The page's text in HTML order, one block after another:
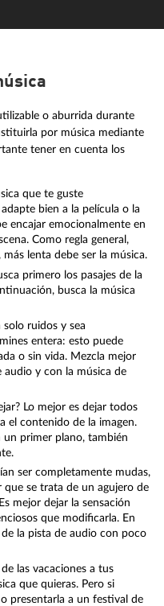
o aburrida durante
por música mediante
tener en cuenta los
que te guste
bien a la película o la
encajar emocionalmente en
Como regla general,
lenta debe ser la música.
primero los pasajes de la
busca la música
ruidos y sea
entera: esto puede
o sin vida. Mezcla mejor
audio y con la música de
Lo mejor es dejar todos
el contenido de la imagen.
un primer plano, también
ser completamente mudas,
que se trata de un agujero de
mejor dejar la sensación
que modificarla. En
la pista de audio con poco
las vacaciones a tus
que quieras. Pero si
presentarla a un festival de